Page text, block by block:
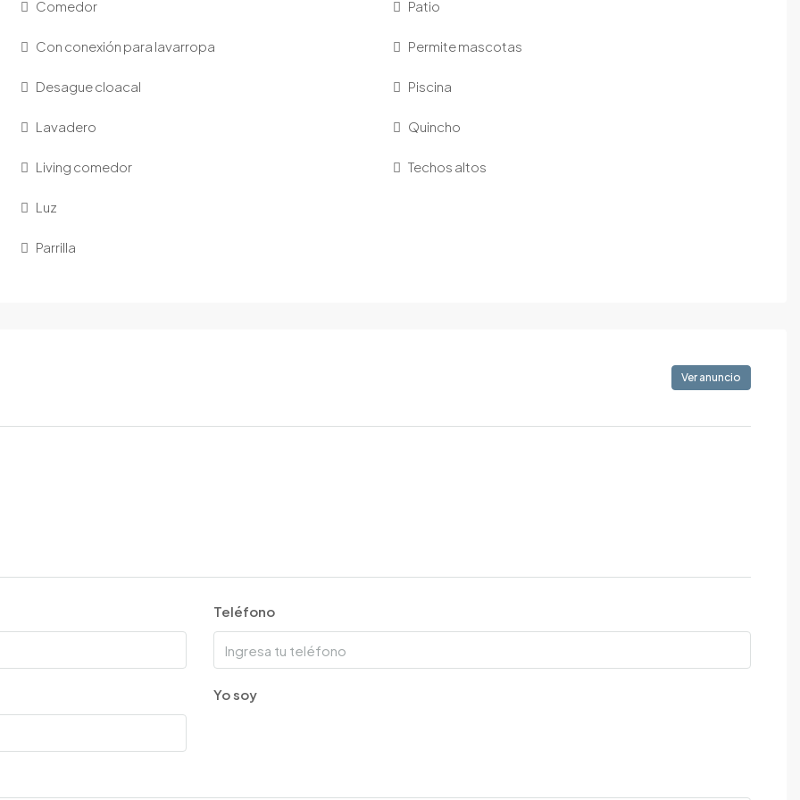
Comedor
Con conexión para lavarropa
Desague cloacal
Lavadero
Living comedor
Luz
Parrilla
Patio
Permite mascotas
Piscina
Quincho
Techos altos
Ver anuncio
Teléfono
Yo soy